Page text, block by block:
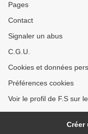
Pages
Contact
Signaler un abus
C.G.U.
Cookies et données
Préférences cookies
Voir le profil de F.S sur
Créer